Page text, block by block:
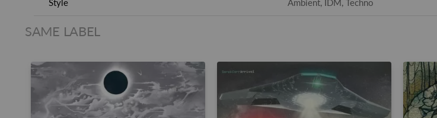
Style Ambient, IDM, Techno
SAME LABEL